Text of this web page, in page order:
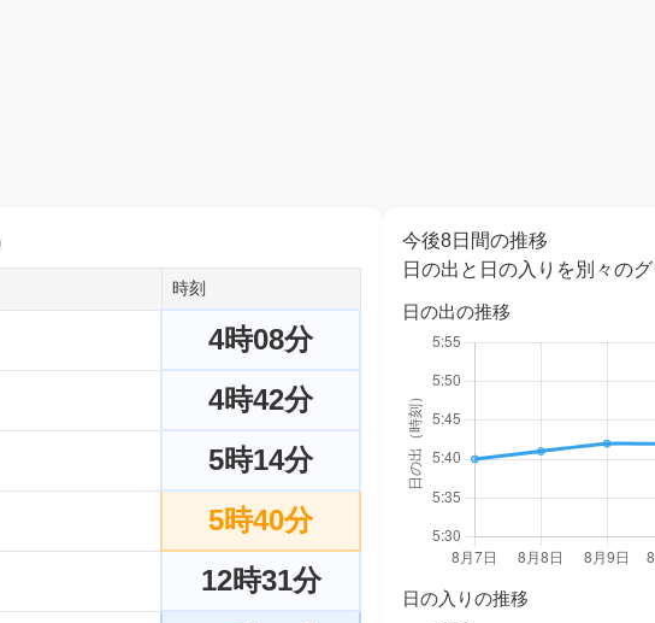
時刻
4時08分
4時42分
5時14分
5時40分
12時31分
今後8日間の推移
日の出と日の入りを別々の
日の出の推移
日の入りの推移